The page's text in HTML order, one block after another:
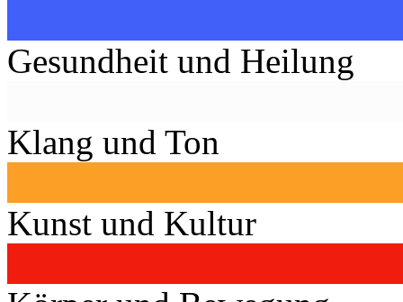
Gesundheit und Heilung
Klang und Ton
Kunst und Kultur